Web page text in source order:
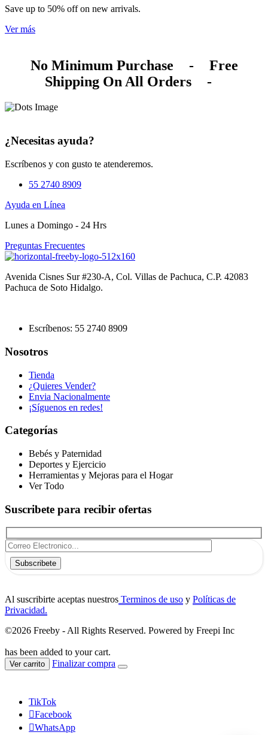
Save up to 50% off on new arrivals.
Ver más
No Minimum Purchase -
Free
Shipping On All Orders
-
¿Necesitas ayuda?
Escríbenos y con gusto te atenderemos.
55 2740 8909
Ayuda en Línea
Lunes a Domingo - 24 Hrs
Preguntas Frecuentes
Avenida Cisnes Sur #230-A, Col. Villas de Pachuca, C.P. 42083
Pachuca de Soto Hidalgo.
Escríbenos: 55 2740 8909
Nosotros
Tienda
¿Quieres Vender?
Envia Nacionalmente
¡Síguenos en redes!
Categorías
Bebés y Paternidad
Deportes y Ejercicio
Herramientas y Mejoras para el Hogar
Ver Todo
Suscribete para recibir ofertas
Subscribete
Al suscribirte aceptas nuestros Terminos de uso y Políticas de
Privacidad.
©2026 Freeby - All Rights Reserved. Powered by Freepi Inc
has been added to your cart.
Ver carrito Finalizar compra
TikTok
Facebook
WhatsApp